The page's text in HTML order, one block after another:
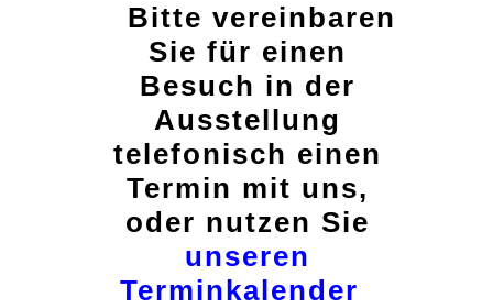
Bitte vereinbaren
Sie für einen
Besuch in der
Ausstellung
telefonisch einen
Termin mit uns,
oder nutzen Sie
unseren
Terminkalender